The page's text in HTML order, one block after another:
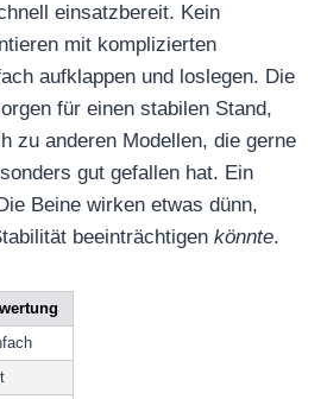
einsatzbereit. Kein
mit komplizierten
aufklappen und loslegen. Die
für einen stabilen Stand,
zu anderen Modellen, die gerne
gut gefallen hat. Ein
Beine wirken etwas dünn,
beeinträchtigen könnte.